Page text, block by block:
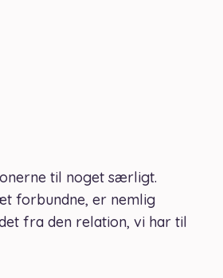
til noget særligt.
forbundne, er nemlig
fra den relation, vi har til